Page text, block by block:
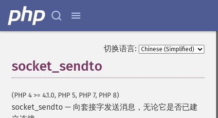
切换语言:
socket_sendto
(PHP 4 >= 4.1.0, PHP 5, PHP 7, PHP 8)
socket_sendto — 向套接字发送消息，无论它是否已建